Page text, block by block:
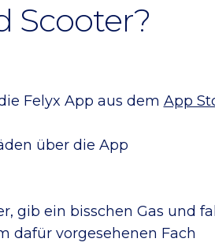
Scooter?
Felyx App aus dem App
über die App
gib ein bisschen Gas und
dafür vorgesehenen Fach